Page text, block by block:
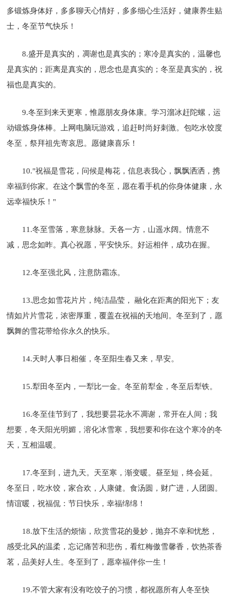
多锻炼身体好，多多聊天心情好，多多细心生活好，健康养生贴
士，冬至节气快乐！
8.盛开是真实的，凋谢也是真实的；寒冷是真实的，温馨也
是真实的；距离是真实的，思念也是真实的；冬至是真实的，祝
福也是真实的。
9.冬至到来天更寒，惟愿朋友身体康。学习溜冰赶陀螺，运
动锻炼身体棒。上网电脑玩游戏，追赶时尚好刺激。包吃水饺度
冬至，祭拜祖先寄哀思。愿健康喜乐！
10."祝福是雪花，问候是梅花，信息表我心，飘飘洒洒，携
幸福到你家。在这个飘雪的冬至，愿在看手机的你身体健康，永
远幸福快乐！"
11.冬至雪落，寒意脉脉。天各一方，山遥水阔。情意不
减，思念如昨。真心祝愿，平安快乐。好运相伴，成功在握。
12.冬至强北风，注意防霜冻。
13.思念如雪花片片，纯洁晶莹， 融化在距离的阳光下；友
情如片片雪花，浓密厚重，覆盖在祝福的天地间。冬至到了，愿
飘舞的雪花带给你永久的快乐。
14.天时人事日相催，冬至阳生春又来，早安。
15.犁田冬至内，一犁比一金。冬至前犁金，冬至后犁铁。
16.冬至佳节到了，我想要昙花永不凋谢，常开在人间；我
想要，冬天阳光明媚，溶化冰雪寒，我想要和你在这个寒冷的冬
天，互相温暖。
17.冬至到，进九天。天至寒，渐变暖。昼至短，终会延。
冬至日，吃水饺，家合欢，人康健。食汤圆，财广进，人团圆。
情谊暖，祝福侃：节日快乐，幸福绵绵！
18.放下生活的烦恼，欣赏雪花的曼妙，抛弃不幸和忧愁，
感受北风的温柔，忘记痛苦和悲伤，看红梅傲雪馨香，饮热茶香
茗，品美好人生。冬至到了，愿幸福伴你一生！
19.不管大家有没有吃饺子的习惯，都祝愿所有人冬至快